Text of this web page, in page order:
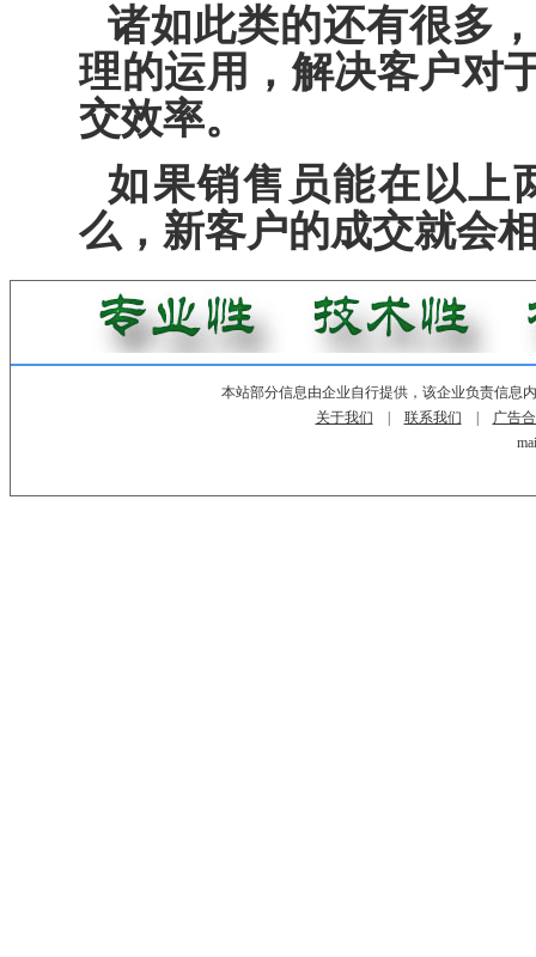
诸如此类的还有很多
理的运用，解决客户对
交效率。
如果销售员能在以上
么，新客户的成交就会
本站部分信息由企业自行提供，该企业负责信息
关于我们
联系我们
广告